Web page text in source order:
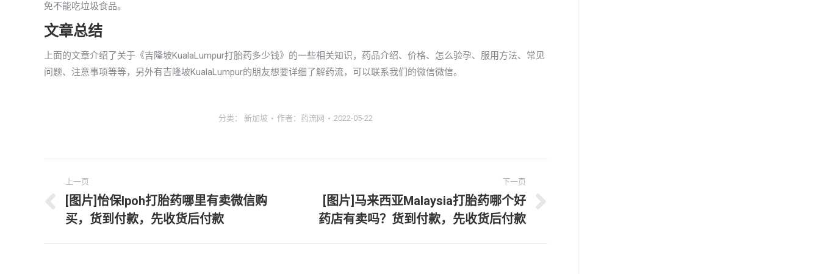
免不能吃垃圾食品。
文章总结
上面的文章介绍了关于《吉隆坡KualaLumpur打胎药多少钱》的一些相关知识，药品介绍、价格、怎么验孕、服用方法、常见
问题、注意事项等等，另外有吉隆坡KualaLumpur的朋友想要详细了解药流，可以联系我们的微信微信。
分类： 新加坡 作者： 药流网 2022-05-22
章
上一页
上
一
文
[图片]怡保lpoh打胎药哪里有卖微信购
买，货到付款，先收货后付款
下一页
一
文
[图片]马来西亚Malaysia打胎药哪个好
药店有卖吗？货到付款，先收货后付款